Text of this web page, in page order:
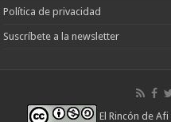
Política de privacidad
Suscríbete a la newsletter
El Rincón de Afi